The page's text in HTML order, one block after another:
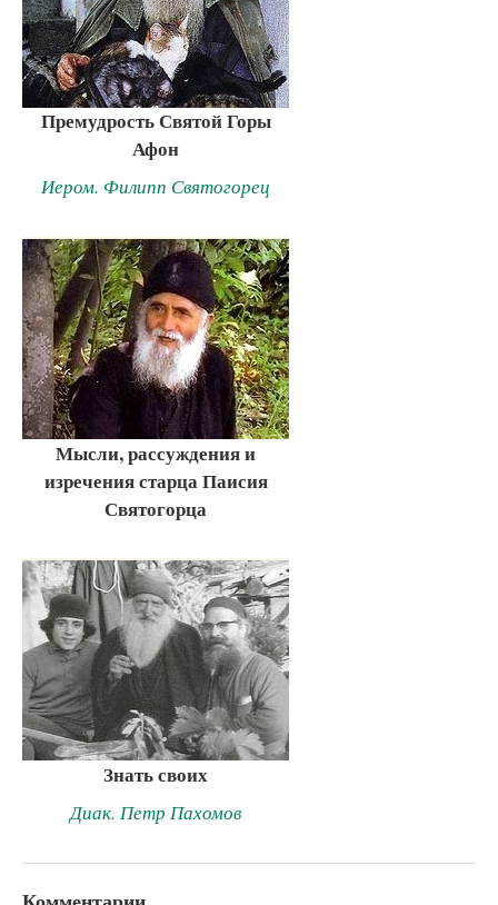
Премудрость Святой Горы
Афон
Иером. Филипп Святогорец
Мысли, рассуждения и
изречения старца Паисия
Святогорца
Знать своих
Диак. Петр Пахомов